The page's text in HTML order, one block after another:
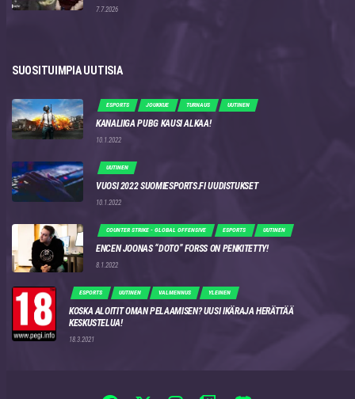
7.7.2026
SUOSITUIMPIA UUTISIA
ESPORTS JOUKKUE TURNAUS UUTINEN
KANALIIGA PUBG KAUSI ALKAA!
10.1.2022
UUTINEN
VUOSI 2022 SUOMIESPORTS.FI UUDISTUKSET
10.1.2022
COUNTER STRIKE - GLOBAL OFFENSIVE ESPORTS UUTINEN
ENCEN JOONAS “DOTO” FORSS ON PENKITETTY!
8.1.2022
ESPORTS UUTINEN VALMENNUS YLEINEN
KOSKA ALOITIT OMAN PELAAMISEN? UUSI IKÄRAJA HERÄTTÄÄ
KESKUSTELUA!
18.3.2021